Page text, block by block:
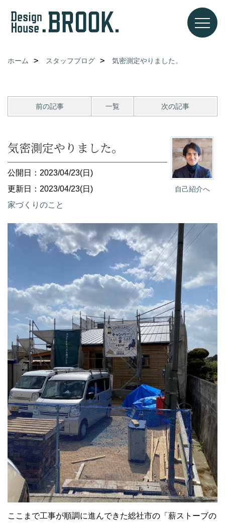
ホーム スタッフブログ 気密測定やりました。
前の記事 一覧 次の記事
自己紹介へ
気密測定やりました。
公開日：2023/04/23(日)
更新日：2023/04/23(日)
家づくりのこと
ここまで工事が順調に進んできた総社市の「薪ストーブの